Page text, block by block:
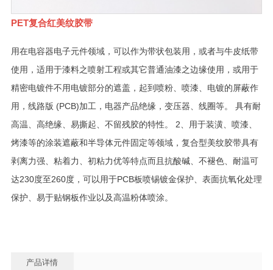
PET复合红美纹胶带
用在电容器电子元件领域，可以作为带状包装用，或者与牛皮纸带
使用，适用于漆料之喷射工程或其它普通油漆之边缘使用，或用于
精密电镀件不用电镀部分的遮盖，起到喷粉、喷漆、电镀的屏蔽作
用，线路版 (PCB)加工，电器产品绝缘，变压器、线圈等。 具有耐
高温、高绝缘、易撕起、不留残胶的特性。 2、用于装潢、喷漆、
烤漆等的涂装遮蔽和半导体元件固定等领域，复合型美纹胶带具有
剥离力强、粘着力、初粘力优等特点而且抗酸碱、不褪色、耐温可
达230度至260度，可以用于PCB板喷锡镀金保护、表面抗氧化处理
保护、易于贴钢板作业以及高温粉体喷涂。
产品详情